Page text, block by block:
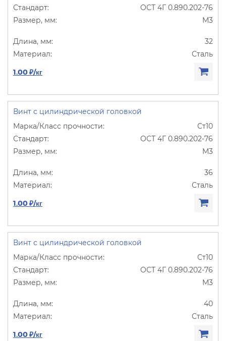
ОСТ 4Г 0.890.202-76
М3
32
Сталь
1.00 ₽/кг
Винт с цилиндрической головкой
Ст10
ОСТ 4Г 0.890.202-76
М3
36
Сталь
1.00 ₽/кг
Винт с цилиндрической головкой
Ст10
ОСТ 4Г 0.890.202-76
М3
40
Сталь
1.00 ₽/кг